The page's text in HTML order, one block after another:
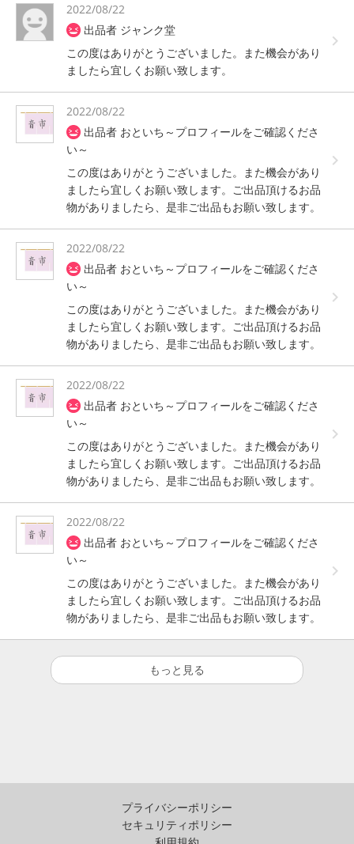
2022/08/22
出品者 ジャンク堂
この度はありがとうございました。また機会があり
ましたら宜しくお願い致します。
2022/08/22
出品者 おといち～プロフィールをご確認くださ
い～
この度はありがとうございました。また機会があり
ましたら宜しくお願い致します。ご出品頂けるお品
物がありましたら、是非ご出品もお願い致します。
2022/08/22
出品者 おといち～プロフィールをご確認くださ
い～
この度はありがとうございました。また機会があり
ましたら宜しくお願い致します。ご出品頂けるお品
物がありましたら、是非ご出品もお願い致します。
2022/08/22
出品者 おといち～プロフィールをご確認くださ
い～
この度はありがとうございました。また機会があり
ましたら宜しくお願い致します。ご出品頂けるお品
物がありましたら、是非ご出品もお願い致します。
2022/08/22
出品者 おといち～プロフィールをご確認くださ
い～
この度はありがとうございました。また機会があり
ましたら宜しくお願い致します。ご出品頂けるお品
物がありましたら、是非ご出品もお願い致します。
もっと見る
プライバシーポリシー
セキュリティポリシー